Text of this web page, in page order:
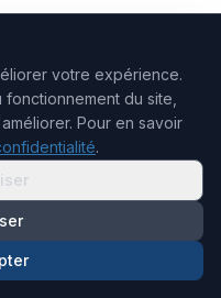
votre expérience.
du site,
Pour en savoir
.